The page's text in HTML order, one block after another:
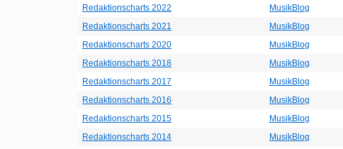
Redaktionscharts 2022
MusikBlog
Redaktionscharts 2021
MusikBlog
Redaktionscharts 2020
MusikBlog
Redaktionscharts 2018
MusikBlog
Redaktionscharts 2017
MusikBlog
Redaktionscharts 2016
MusikBlog
Redaktionscharts 2015
MusikBlog
Redaktionscharts 2014
MusikBlog